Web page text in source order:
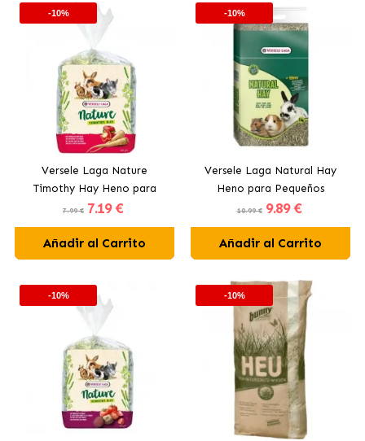
-10%
Versele Laga Nature
Timothy Hay Heno para
Pequeños Mamíferos con
7.99 € 7.19 €
Añadir al Carrito
-10%
Versele Laga Natural Hay
Heno para Pequeños
Mamíferos
10.99 € 9.89 €
Añadir al Carrito
-10% -10%